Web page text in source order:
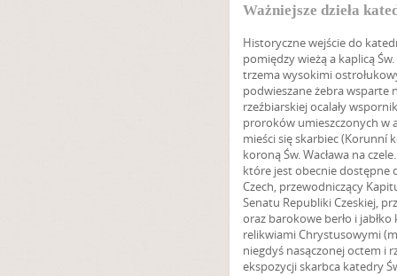
Ważniejsze dzieła
Historyczne wejście do
pomiędzy wieżą a kaplicą
trzema wysokimi
podwieszane żebra wsparte
rzeźbiarskiej ocalały
proroków umieszczonych w
mieści się skarbiec (Korunní
koroną Św. Wacława na
które jest obecnie dostępne
Czech, przewodniczący
Senatu Republiki Czeskiej,
oraz barokowe berło i
relikwiami Chrystusowymi
niegdyś nasączonej octem i
ekspozycji skarbca katedry